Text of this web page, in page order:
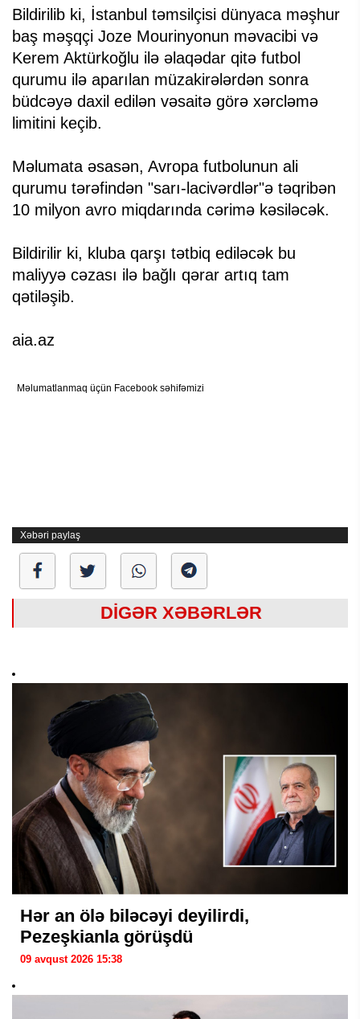
Bildirilib ki, İstanbul təmsilçisi dünyaca məşhur
baş məşqçi Joze Mourinyonun məvacibi və
Kerem Aktürkoğlu ilə əlaqədar qitə futbol
qurumu ilə aparılan müzakirələrdən sonra
büdcəyə daxil edilən vəsaitə görə xərcləmə
limitini keçib.
Məlumata əsasən, Avropa futbolunun ali
qurumu tərəfindən "sarı-lacivərdlər"ə təqribən
10 milyon avro miqdarında cərimə kəsiləcək.
Bildirilir ki, kluba qarşı tətbiq ediləcək bu
maliyyə cəzası ilə bağlı qərar artıq tam
qətiləşib.
aia.az
Məlumatlanmaq üçün Facebook səhifəmizi
Xəbəri paylaş
DİGƏR XƏBƏRLƏR
Hər an ölə biləcəyi deyilirdi,
Pezeşkianla görüşdü
09 avqust 2026 15:38